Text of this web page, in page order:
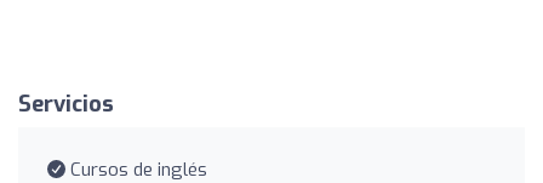
Servicios
Cursos de inglés